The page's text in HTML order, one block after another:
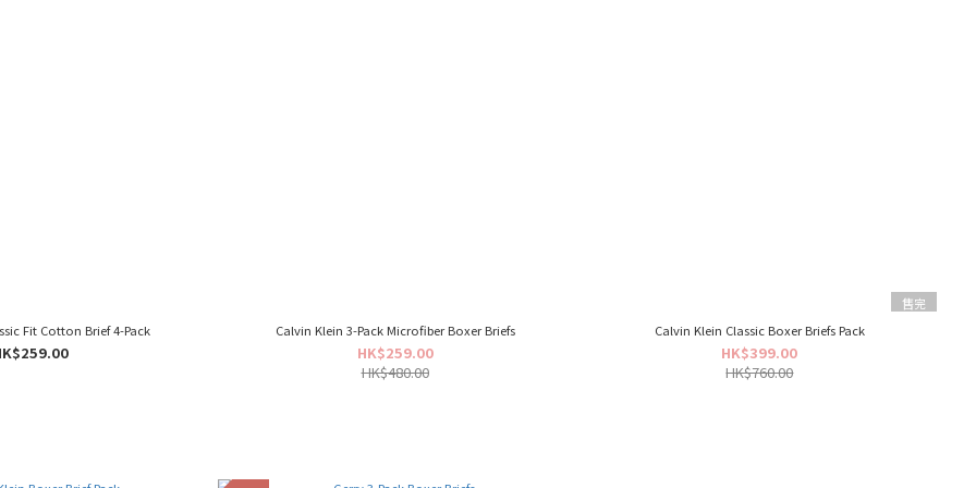
Fit Cotton Brief 4-Pack Calvin Klein 3-Pack Microfiber Boxer Briefs
HK$259.00
HK$480.00
售完
Calvin Klein Classic Boxer Briefs Pack
HK$399.00
HK$760.00